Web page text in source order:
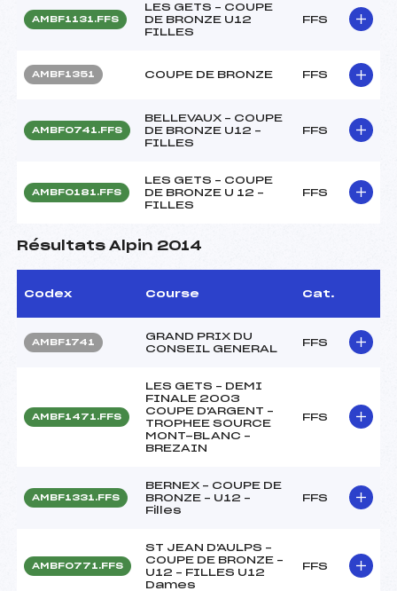
AMBF1131.FFS
LES GETS – COUPE
DE BRONZE U12
FILLES
FFS
AMBF1351 COUPE DE BRONZE FFS
AMBF0741.FFS
BELLEVAUX – COUPE
DE BRONZE U12 –
FILLES
FFS
AMBF0181.FFS
LES GETS – COUPE
DE BRONZE U 12 –
FILLES
FFS
Résultats Alpin 2014
Codex Course Cat.
AMBF1741
GRAND PRIX DU
CONSEIL GENERAL
FFS
AMBF1471.FFS
LES GETS – DEMI
FINALE 2003
COUPE D'ARGENT –
TROPHEE SOURCE
MONT-BLANC –
BREZAIN
FFS
AMBF1331.FFS
BERNEX – COUPE DE
BRONZE – U12 –
Filles
FFS
AMBF0771.FFS
ST JEAN D'AULPS –
COUPE DE BRONZE –
U12 – FILLES U12
Dames
FFS